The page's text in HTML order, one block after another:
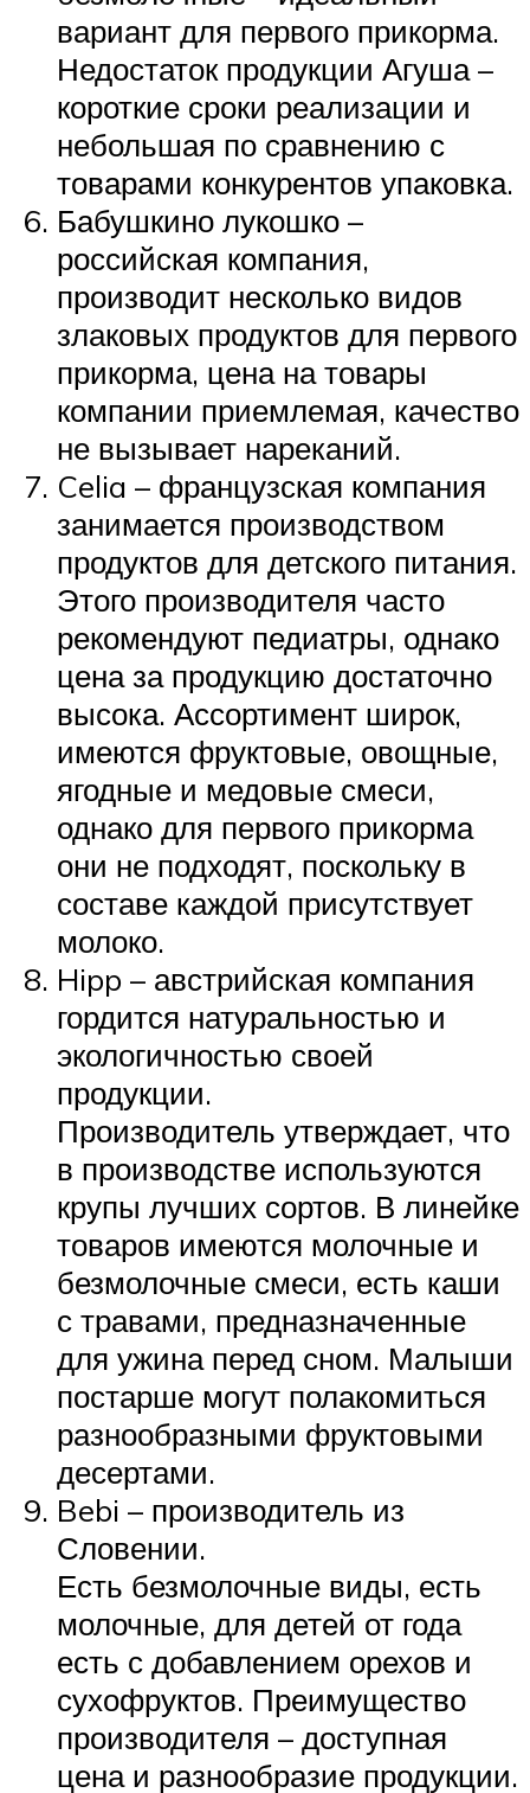
вариант для первого прикорма.
Недостаток продукции Агуша –
короткие сроки реализации и
небольшая по сравнению с
товарами конкурентов упаковка.
Бабушкино лукошко –
российская компания,
производит несколько видов
злаковых продуктов для первого
прикорма, цена на товары
компании приемлемая, качество
не вызывает нареканий.
Celia – французская компания
занимается производством
продуктов для детского питания.
Этого производителя часто
рекомендуют педиатры, однако
цена за продукцию достаточно
высока. Ассортимент широк,
имеются фруктовые, овощные,
ягодные и медовые смеси,
однако для первого прикорма
они не подходят, поскольку в
составе каждой присутствует
молоко.
Hipp – австрийская компания
гордится натуральностью и
экологичностью своей
продукции.
Производитель утверждает, что
в производстве используются
крупы лучших сортов. В линейке
товаров имеются молочные и
безмолочные смеси, есть каши
с травами, предназначенные
для ужина перед сном. Малыши
постарше могут полакомиться
разнообразными фруктовыми
десертами.
Bebi – производитель из
Словении.
Есть безмолочные виды, есть
молочные, для детей от года
есть с добавлением орехов и
сухофруктов. Преимущество
производителя – доступная
цена и разнообразие продукции.